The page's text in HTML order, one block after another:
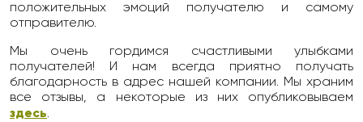
положительных эмоций получателю и самому
отправителю.
Мы очень гордимся счастливыми улыбками
получателей! И нам всегда приятно получать
благодарность в адрес нашей компании. Мы храним
все отзывы, а некоторые из них опубликовываем
здесь.